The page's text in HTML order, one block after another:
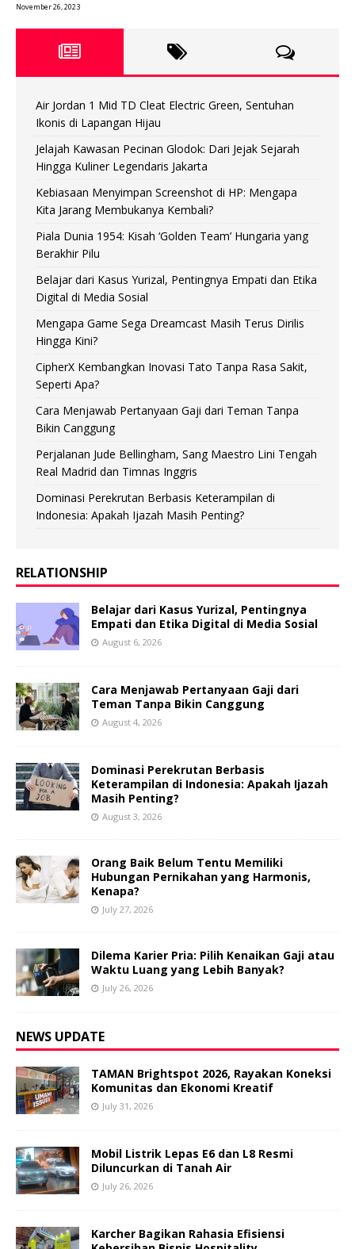
November 26, 2023
Air Jordan 1 Mid TD Cleat Electric Green, Sentuhan
Ikonis di Lapangan Hijau
Jelajah Kawasan Pecinan Glodok: Dari Jejak Sejarah
Hingga Kuliner Legendaris Jakarta
Kebiasaan Menyimpan Screenshot di HP: Mengapa
Kita Jarang Membukanya Kembali?
Piala Dunia 1954: Kisah ‘Golden Team’ Hungaria yang
Berakhir Pilu
Belajar dari Kasus Yurizal, Pentingnya Empati dan Etika
Digital di Media Sosial
Mengapa Game Sega Dreamcast Masih Terus Dirilis
Hingga Kini?
CipherX Kembangkan Inovasi Tato Tanpa Rasa Sakit,
Seperti Apa?
Cara Menjawab Pertanyaan Gaji dari Teman Tanpa
Bikin Canggung
Perjalanan Jude Bellingham, Sang Maestro Lini Tengah
Real Madrid dan Timnas Inggris
Dominasi Perekrutan Berbasis Keterampilan di
Indonesia: Apakah Ijazah Masih Penting?
RELATIONSHIP
Belajar dari Kasus Yurizal, Pentingnya
Empati dan Etika Digital di Media Sosial
August 6, 2026
Cara Menjawab Pertanyaan Gaji dari
Teman Tanpa Bikin Canggung
August 4, 2026
Dominasi Perekrutan Berbasis
Keterampilan di Indonesia: Apakah Ijazah
Masih Penting?
August 3, 2026
Orang Baik Belum Tentu Memiliki
Hubungan Pernikahan yang Harmonis,
Kenapa?
July 27, 2026
Dilema Karier Pria: Pilih Kenaikan Gaji atau
Waktu Luang yang Lebih Banyak?
July 26, 2026
NEWS UPDATE
TAMAN Brightspot 2026, Rayakan Koneksi
Komunitas dan Ekonomi Kreatif
July 31, 2026
Mobil Listrik Lepas E6 dan L8 Resmi
Diluncurkan di Tanah Air
July 26, 2026
Karcher Bagikan Rahasia Efisiensi